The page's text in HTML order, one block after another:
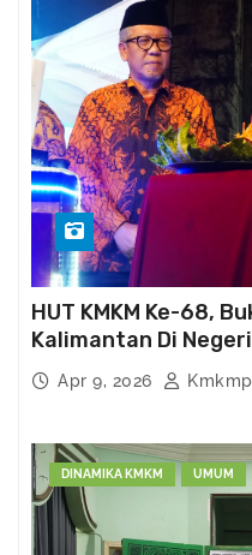
HUT KMKM Ke-68,
Kalimantan Di
Apr 9, 2026
DINAMIKA KMKM UMUM